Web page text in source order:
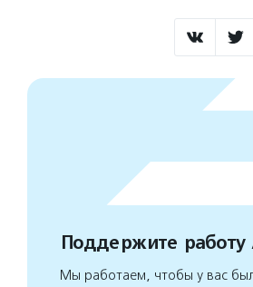
Поддержите
Мы работаем, чтобы у вас